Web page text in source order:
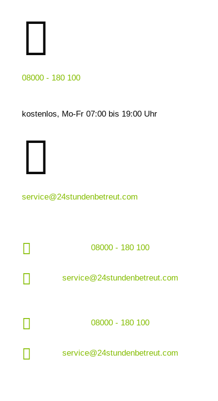

08000 - 180 100
kostenlos, Mo-Fr 07:00 bis 19:00 Uhr

service@24stundenbetreut.com
 08000 - 180 100
 service@24stundenbetreut.com
 08000 - 180 100
 service@24stundenbetreut.com